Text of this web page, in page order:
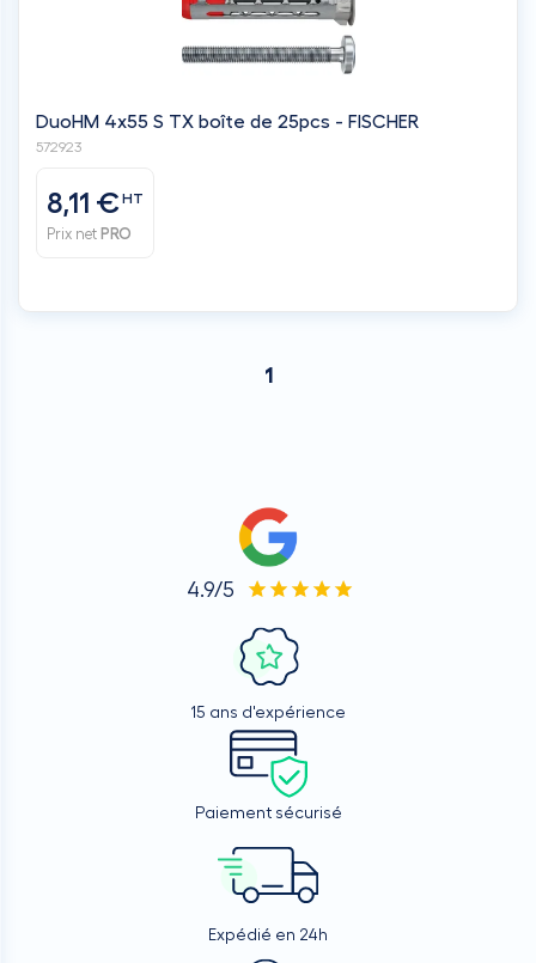
DuoHM 4x55 S TX boîte de 25pcs - FISCHER
572923
8,11 €HT
Prix net PRO
1
4.9/5
15 ans d'expérience
Paiement sécurisé
Expédié en 24h